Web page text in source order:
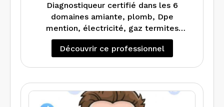
Diagnostiqueur certifié dans les 6
domaines amiante, plomb, Dpe
mention, électricité, gaz termites
j’interviens dans les Côtes d’armor et le
Finistère.
Découvrir ce professionnel